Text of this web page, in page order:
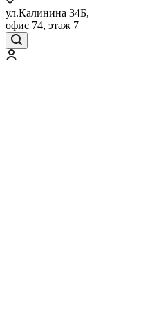
ул.Калинина 34Б,
офис 74, этаж 7